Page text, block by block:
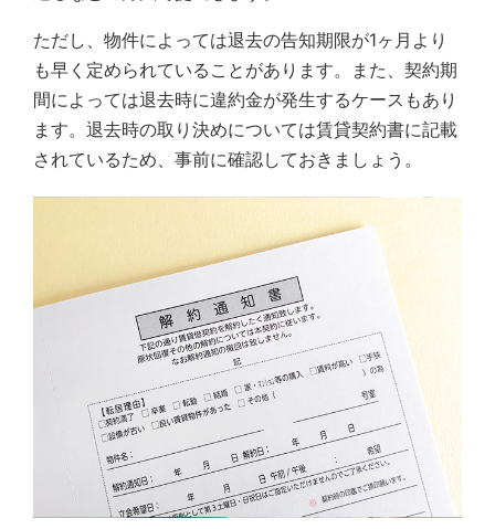
ただし、物件によっては退去の告知期限が1ヶ月より
も早く定められていることがあります。また、契約期
間によっては退去時に違約金が発生するケースもあり
ます。退去時の取り決めについては賃貸契約書に記載
されているため、事前に確認しておきましょう。